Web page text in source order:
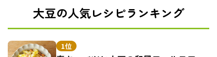
大豆の人気レシピランキング
1位